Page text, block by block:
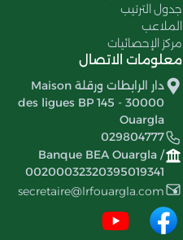
جدول الترتيب
الملاعب
مركز الإحصائيات
معلومات الاتصال
دار الرابطات ورقلة Maison
des ligues BP 145 - 30000
Ouargla
029804777
Banque BEA Ouargla /
00200032320395019341
secretaire@lrfouargla.com